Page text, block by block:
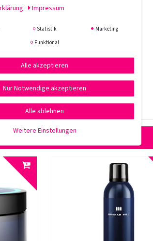
Impressum
Statistik
Marketing
Funktional
Alle akzeptieren
Nur Notwendige akzeptieren
Alle ablehnen
Weitere Einstellungen